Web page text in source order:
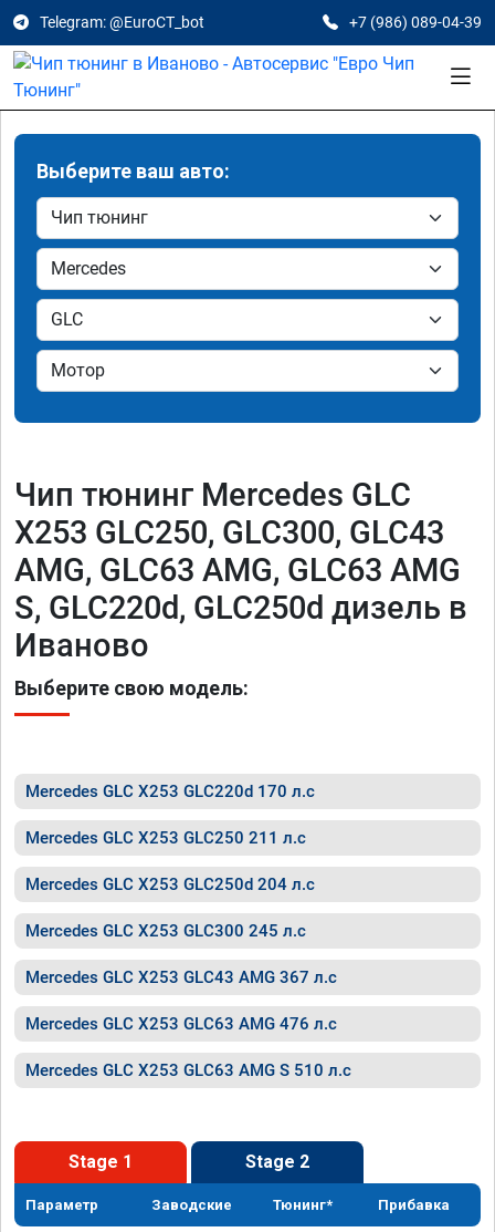
Telegram: @EuroCT_bot +7 (986) 089-04-39
Выберите ваш авто:
Чип тюнинг Mercedes GLC
X253 GLC250, GLC300, GLC43
AMG, GLC63 AMG, GLC63 AMG
S, GLC220d, GLC250d дизель в
Иваново
Выберите свою модель:
Mercedes GLC X253 GLC220d 170 л.с
Mercedes GLC X253 GLC250 211 л.с
Mercedes GLC X253 GLC250d 204 л.с
Mercedes GLC X253 GLC300 245 л.с
Mercedes GLC X253 GLC43 AMG 367 л.с
Mercedes GLC X253 GLC63 AMG 476 л.с
Mercedes GLC X253 GLC63 AMG S 510 л.с
Stage 1 Stage 2
Параметр Заводские Тюнинг* Прибавка